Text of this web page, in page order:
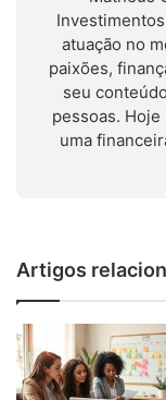
atuação no
paixões,
seu
pessoas.
uma
Artigos